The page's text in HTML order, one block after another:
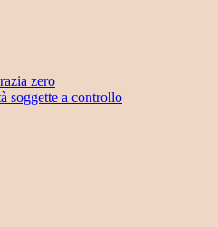
zero
soggette a controllo